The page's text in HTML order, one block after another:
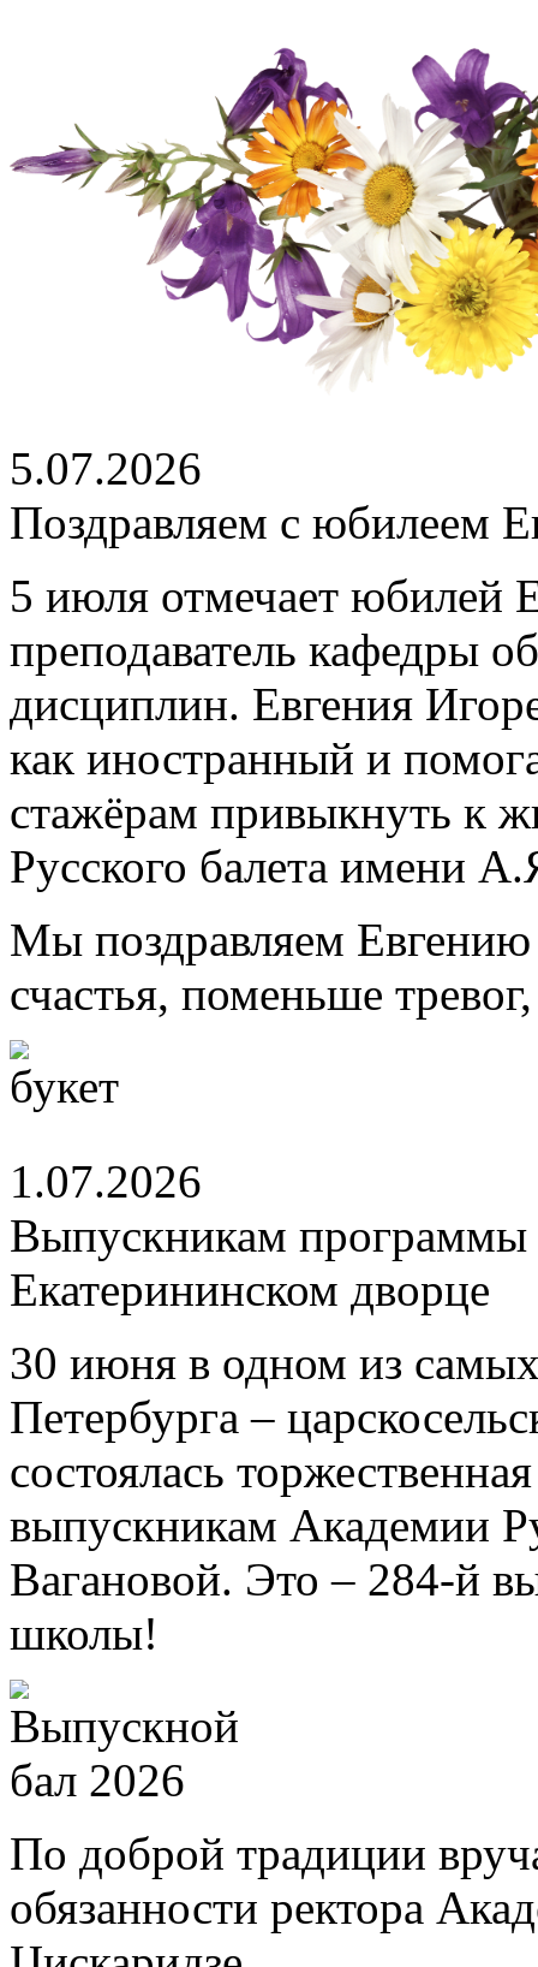
5.07.2026
Поздравляем с юбилеем
5 июля отмечает юбилей
преподаватель кафедры
дисциплин. Евгения
как иностранный и
стажёрам привыкнуть к
Русского балета имени
Мы поздравляем
счастья, поменьше
1.07.2026
Выпускникам
Екатерининском дворце
30 июня в одном из
Петербурга –
состоялась
выпускникам Академии
Вагановой. Это – 284-й
школы!
По доброй традиции
обязанности ректора